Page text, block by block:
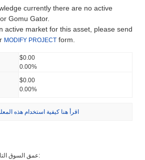
currently there are no active
Gomu Gator.
active market for this asset, please send
MODIFY PROJECT form.
$0.00
0.00%
$0.00
0.00%
اقرأ هنا كيفية استخدام هذه
Gomu Gator عمق السوق التاريخي (10%):